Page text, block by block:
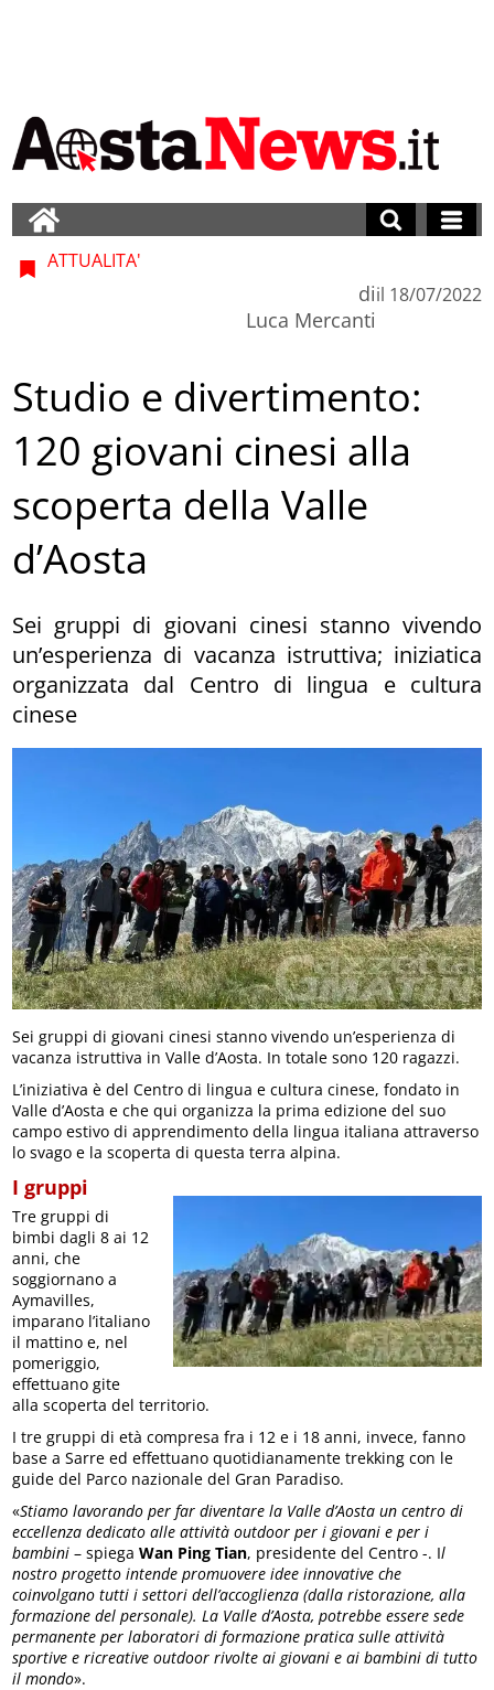
ATTUALITA'
di
Luca Mercanti
il 18/07/2022
Studio e divertimento:
120 giovani cinesi alla
scoperta della Valle
d’Aosta
Sei gruppi di giovani cinesi stanno vivendo
un’esperienza di vacanza istruttiva; iniziatica
organizzata dal Centro di lingua e cultura
cinese
Sei gruppi di giovani cinesi stanno vivendo un’esperienza di
vacanza istruttiva in Valle d’Aosta. In totale sono 120 ragazzi.
L’iniziativa è del Centro di lingua e cultura cinese, fondato in
Valle d’Aosta e che qui organizza la prima edizione del suo
campo estivo di apprendimento della lingua italiana attraverso
lo svago e la scoperta di questa terra alpina.
I gruppi
Tre gruppi di
bimbi dagli 8 ai 12
anni, che
soggiornano a
Aymavilles,
imparano l’italiano
il mattino e, nel
pomeriggio,
effettuano gite
alla scoperta del territorio.
I tre gruppi di età compresa fra i 12 e i 18 anni, invece, fanno
base a Sarre ed effettuano quotidianamente trekking con le
guide del Parco nazionale del Gran Paradiso.
«Stiamo lavorando per far diventare la Valle d’Aosta un centro di
eccellenza dedicato alle attività outdoor per i giovani e per i
bambini – spiegaWan Ping Tian, presidente del Centro -. Il
nostro progetto intende promuovere idee innovative che
coinvolgano tutti i settori dell’accoglienza (dalla ristorazione, alla
formazione del personale). La Valle d’Aosta, potrebbe essere sede
permanente per laboratori di formazione pratica sulle attività
sportive e ricreative outdoor rivolte ai giovani e ai bambini di tutto
il mondo».